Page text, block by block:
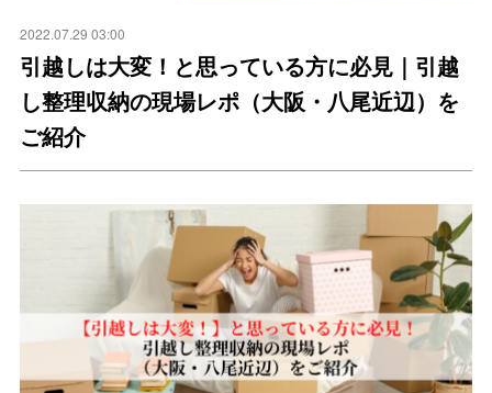
2022.07.29 03:00
引越しは大変！と思っている方に必見｜引越
し整理収納の現場レポ（大阪・八尾近辺）を
ご紹介